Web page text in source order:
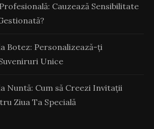
Cauzează Sensibilitate
Botez: Personalizează-ți
Unice
Nuntă: Cum să Creezi Invitații
Ziua Ta Specială